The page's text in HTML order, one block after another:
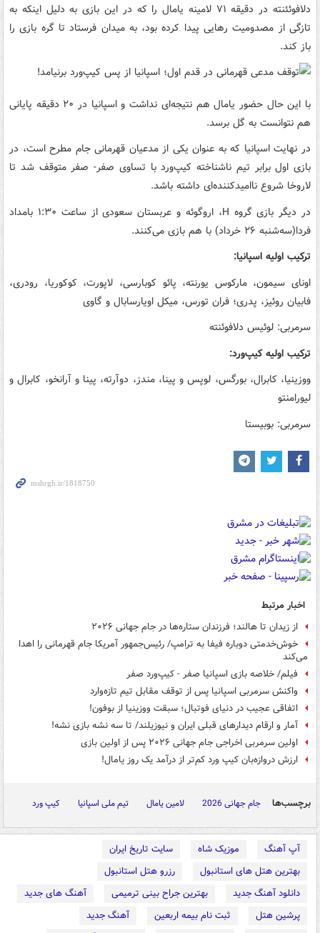
دلافوئئنته در دقیقه ۷۱ لامینه یامال را که در این بازی به دلیل اینکه به
تازگی از مصدومیت رهایی پیدا کرده بود، به میدان فرستاد تا گره بازی را
باز کند.
با این حال حضور یامال هم نتیجه‌ای نداشت و اسپانیا در ۲۰ دقیقه پایانی
هم نتوانست به گل برسد.
در نهایت اسپانیا که به عنوان یکی از مدعیان قهرمانی جام مطرح است، در
بازی اول برابر تیم ناشناخته کیپ‌ورد با تساوی صفر- صفر متوقف شد تا
لاروخا شروع ناامیدکننده‌ای داشته باشد.
در دیگر بازی گروه H، اروگوئه و عربستان سعودی از ساعت ۱:۳۰ بامداد
فردا(سه‌شنبه ۲۶ خرداد) با هم بازی می‌کنند.
ترکیب اولیه اسپانیا:
اونای سیمون، مارکوس یورنته، پائو کوبارسی، لاپورت، کوکوریا، رودری،
فابیان روئیز، پدری؛ فران تورس، میکل اویارسابال و گاوی
سرمربی: لوئیس دلافوئنته
ترکیب اولیه کیپ‌ورد:
ووزینیا، کابرال، بورگس، لوپس و پینا، مندز، دوآرته، پینا و آرانخو، کابرال و
لیورامنتو
سرمربی: بوبیستا
اخبار مرتبط
از زیدان تا هالند؛ فرزندان ستاره‌ها در جام جهانی ۲۰۲۶
خوش‌خدمتی دوباره فیفا به ترامپ/ رئیس‌جمهور آمریکا جام قهرمانی را اهدا
می‌کند
فیلم/ خلاصه بازی اسپانیا صفر - کیپ‌ورد صفر
واکنش سرمربی اسپانیا پس از توقف مقابل تیم تازه‌وارد
اتفاقی عجیب در دنیای فوتبال؛ سبقت ووزینیا از بوفون!
آمار و ارقام دیدارهای قبلی ایران و نیوزیلند/ تا سه نشه بازی نشه!
اولین سرمربی اخراجی جام جهانی ۲۰۲۶ پس از اولین بازی
ارزش دروازه‌بان کیپ ورد کم‌تر از درآمد یک روز یامال!
برچسب‌ها جام جهانی 2026 لامین یامال تیم ملی اسپانیا کیپ ورد
آپ آهنگ موزیک شاه
سایت تاریخ ایران
بهترین هتل های استانبول
رزرو هتل استانبول
دانلود آهنگ جدید
بهترین جراح بینی ترمیمی
آهنگ های جدید
پرشین هتل
ثبت نام بیمه اربعین
آهنگ جدید